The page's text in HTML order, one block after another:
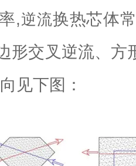
,逆流换热芯体
形交叉逆流、方
见下图：